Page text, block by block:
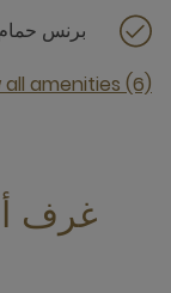
برنس
all amenities (6)
غرف